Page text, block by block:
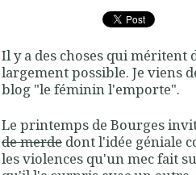
Il y a des choses qui méritent
largement possible. Je viens
blog "le féminin l'emporte".
Le printemps de Bourges
de merde dont l'idée géniale
les violences qu'un mec fait